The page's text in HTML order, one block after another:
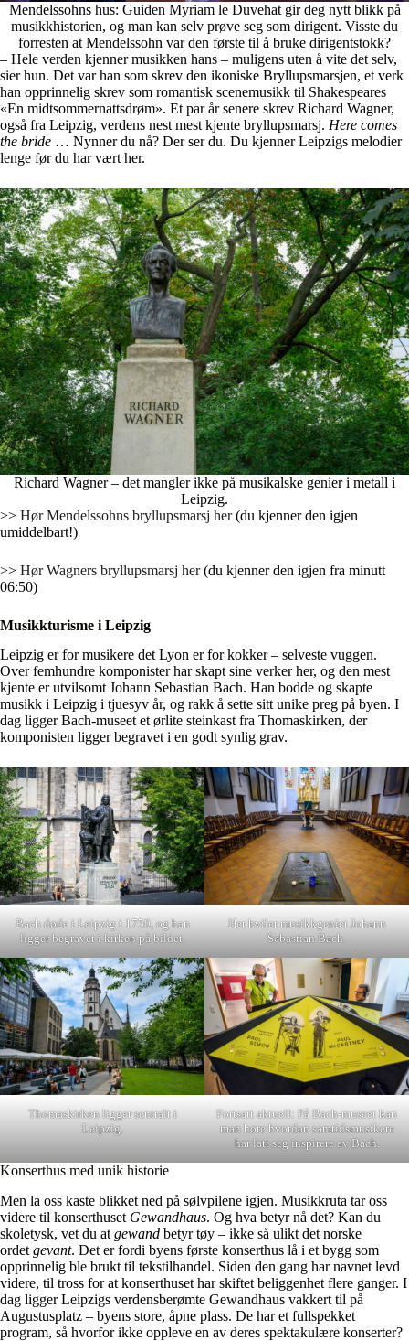
Mendelssohns hus: Guiden Myriam le Duvehat gir deg nytt blikk på
musikkhistorien, og man kan selv prøve seg som dirigent. Visste du
forresten at Mendelssohn var den første til å bruke dirigentstokk?
– Hele verden kjenner musikken hans – muligens uten å vite det selv,
sier hun. Det var han som skrev den ikoniske Bryllupsmarsjen, et verk
han opprinnelig skrev som romantisk scenemusikk til Shakespeares
«En midtsommernattsdrøm». Et par år senere skrev Richard Wagner,
også fra Leipzig, verdens nest mest kjente bryllupsmarsj. Here comes
the bride … Nynner du nå? Der ser du. Du kjenner Leipzigs melodier
lenge før du har vært her.
Richard Wagner – det mangler ikke på musikalske genier i metall i
Leipzig.
>> Hør Mendelssohns bryllupsmarsj her(du kjenner den igjen
umiddelbart!)
>> Hør Wagners bryllupsmarsj her(du kjenner den igjen fra minutt
06:50)
Musikkturisme i Leipzig
Leipzig er for musikere det Lyon er for kokker – selveste vuggen.
Over femhundre komponister har skapt sine verker her, og den mest
kjente er utvilsomt Johann Sebastian Bach. Han bodde og skapte
musikk i Leipzig i tjuesyv år, og rakk å sette sitt unike preg på byen. I
dag ligger Bach-museet et ørlite steinkast fra Thomaskirken, der
komponisten ligger begravet i en godt synlig grav.
Bach døde i Leipzig i 1750, og han
ligger begravet i kirken på bildet.
Her hviler musikkgeniet Johann
Sebastian Bach.
Thomaskirken ligger sentralt i
Leipzig.
Fortsatt aktuell: På Bach-museet kan
man høre hvordan samtidsmusikere
har latt seg inspirere av Bach.
Konserthus med unik historie
Men la oss kaste blikket ned på sølvpilene igjen. Musikkruta tar oss
videre til konserthuset Gewandhaus. Og hva betyr nå det? Kan du
skoletysk, vet du at gewand betyr tøy – ikke så ulikt det norske
ordet gevant. Det er fordi byens første konserthus lå i et bygg som
opprinnelig ble brukt til tekstilhandel. Siden den gang har navnet levd
videre, til tross for at konserthuset har skiftet beliggenhet flere ganger. I
dag ligger Leipzigs verdensberømte Gewandhaus vakkert til på
Augustusplatz – byens store, åpne plass. De har et fullspekket
program, så hvorfor ikke oppleve en av deres spektakulære konserter?